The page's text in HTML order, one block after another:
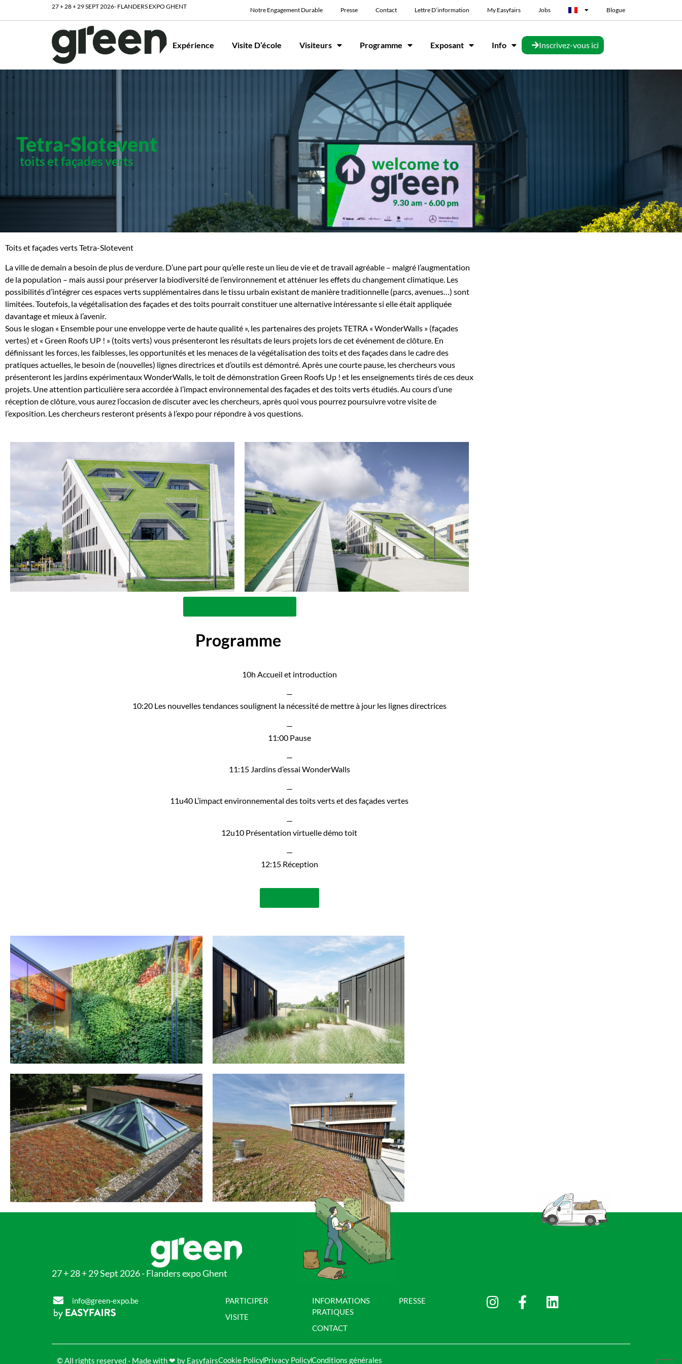
27 + 28 + 29 SEPT 2026- FLANDERS EXPO GHENT Notre Engagement Durable Presse Contact Lettre D’information My Easyfairs Jobs Blogue
Expérience Visite D’école Visiteurs Programme Exposant Info Inscrivez-vous ici
Tetra-Slotevent
toits et façades verts
Toits et façades verts Tetra-Slotevent
La ville de demain a besoin de plus de verdure. D’une part pour qu’elle reste un lieu de vie et de travail agréable – malgré l’augmentation
de la population – mais aussi pour préserver la biodiversité de l’environnement et atténuer les effets du changement climatique. Les
possibilités d’intégrer ces espaces verts supplémentaires dans le tissu urbain existant de manière traditionnelle (parcs, avenues…) sont
limitées. Toutefois, la végétalisation des façades et des toits pourrait constituer une alternative intéressante si elle était appliquée
davantage et mieux à l’avenir.
Sous le slogan « Ensemble pour une enveloppe verte de haute qualité », les partenaires des projets TETRA « WonderWalls » (façades
vertes) et « Green Roofs UP ! » (toits verts) vous présenteront les résultats de leurs projets lors de cet événement de clôture. En
définissant les forces, les faiblesses, les opportunités et les menaces de la végétalisation des toits et des façades dans le cadre des
pratiques actuelles, le besoin de (nouvelles) lignes directrices et d’outils est démontré. Après une courte pause, les chercheurs vous
présenteront les jardins expérimentaux WonderWalls, le toit de démonstration Green Roofs Up ! et les enseignements tirés de ces deux
projets. Une attention particulière sera accordée à l’impact environnemental des façades et des toits verts étudiés. Au cours d’une
réception de clôture, vous aurez l’occasion de discuter avec les chercheurs, après quoi vous pourrez poursuivre votre visite de
l’exposition. Les chercheurs resteront présents à l’expo pour répondre à vos questions.
Programme
10h Accueil et introduction
—
10:20 Les nouvelles tendances soulignent la nécessité de mettre à jour les lignes directrices
—
11:00 Pause
—
11:15 Jardins d’essai WonderWalls
—
11u40 L’impact environnemental des toits verts et des façades vertes
—
12u10 Présentation virtuelle démo toit
—
12:15 Réception
27 + 28 + 29 Sept 2026 - Flanders expo Ghent
info@green-expo.be
PARTICIPER
VISITE
INFORMATIONS
PRATIQUES
CONTACT
PRESSE
© All rights reserved - Made with ❤ by EasyfairsCookie PolicyPrivacy PolicyConditions générales